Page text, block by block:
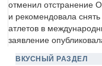
отменил отстранение
и рекомендовала
атлетов в
заявление
ВКУСНЫЙ РАЗДЕЛ